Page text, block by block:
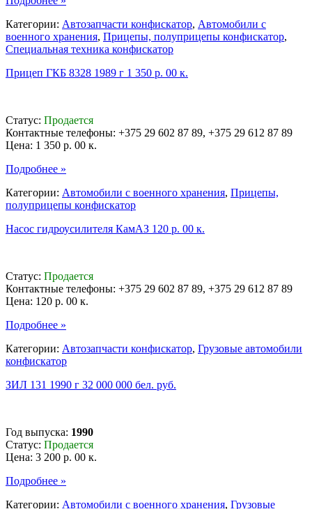
Категории: Автозапчасти конфискатор, Автомобили с
военного хранения, Прицепы, полуприцепы конфискатор,
Специальная техника конфискатор
Прицеп ГКБ 8328 1989 г 1 350 р. 00 к.
Статус: Продается
Контактные телефоны: +375 29 602 87 89, +375 29 612 87 89
Цена: 1 350 р. 00 к.
Подробнее »
Категории: Автомобили с военного хранения, Прицепы,
полуприцепы конфискатор
Насос гидроусилителя КамАЗ 120 р. 00 к.
Статус: Продается
Контактные телефоны: +375 29 602 87 89, +375 29 612 87 89
Цена: 120 р. 00 к.
Подробнее »
Категории: Автозапчасти конфискатор, Грузовые автомобили
конфискатор
ЗИЛ 131 1990 г 32 000 000 бел. руб.
Год выпуска: 1990
Статус: Продается
Цена: 3 200 р. 00 к.
Подробнее »
Категории: Автомобили с военного хранения, Грузовые